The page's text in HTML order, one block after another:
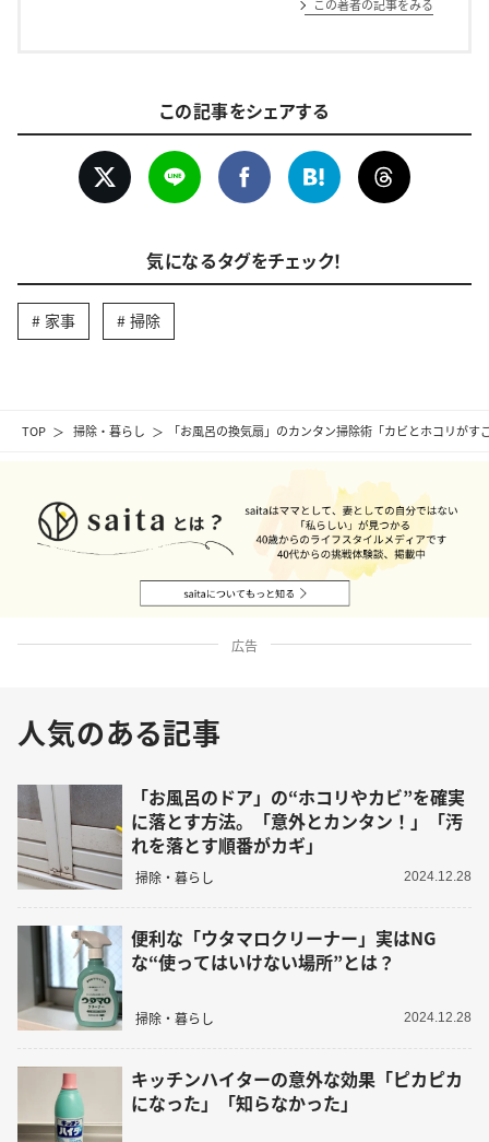
TOP 掃除・暮らし 「お風呂の換気扇」のカンタン掃除術「カビとホコリが
この著者の記事をみる
この記事をシェアする
気になるタグをチェック！
家事 掃除
広告
人気のある記事
「お風呂のドア」の“ホコリやカビ”を確実
に落とす方法。「意外とカンタン！」「汚
れを落とす順番がカギ」
掃除・暮らし 2024.12.28
便利な「ウタマロクリーナー」実はNG
な“使ってはいけない場所”とは？
掃除・暮らし 2024.12.28
キッチンハイターの意外な効果「ピカピカ
になった」「知らなかった」